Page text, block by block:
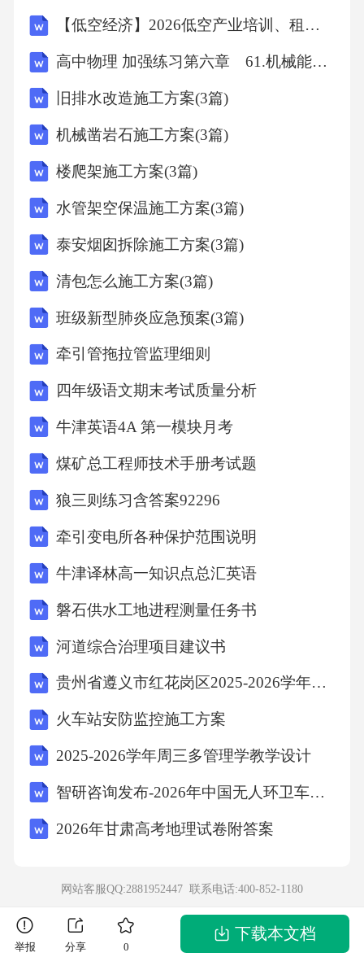
【低空经济】2026低空产业培训、租赁、投资、服务一体化方案
高中物理 加强练习第六章 61.机械能守恒定律(B)
旧排水改造施工方案(3篇)
机械凿岩石施工方案(3篇)
楼爬架施工方案(3篇)
水管架空保温施工方案(3篇)
泰安烟囱拆除施工方案(3篇)
清包怎么施工方案(3篇)
班级新型肺炎应急预案(3篇)
牵引管拖拉管监理细则
四年级语文期末考试质量分析
牛津英语4A 第一模块月考
煤矿总工程师技术手册考试题
狼三则练习含答案92296
牵引变电所各种保护范围说明
牛津译林高一知识点总汇英语
磐石供水工地进程测量任务书
河道综合治理项目建议书
贵州省遵义市红花岗区2025-2026学年四下数学期末检测试题含解析
火车站安防监控施工方案
2025-2026学年周三多管理学教学设计
智研咨询发布-2026年中国无人环卫车行业市场运行态势及发展趋势预测报告
2026年甘肃高考地理试卷附答案
网站客服QQ:2881952447 联系电话:400-852-1180
举报 分享 0
下载本文档